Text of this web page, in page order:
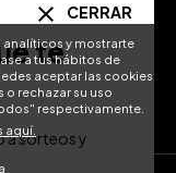
analíticos y mostrarte
a tus hábitos de
aceptar las cookies
rechazar su uso
respectivamente.
aquí.
NLCERRAR
te
a sorteos y